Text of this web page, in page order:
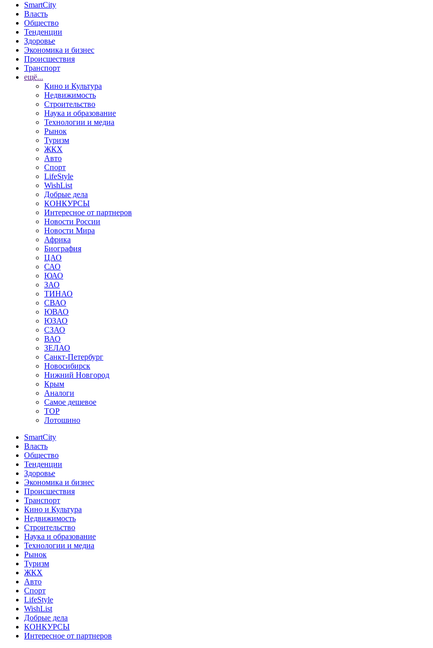
SmartCity
Власть
Общество
Тенденции
Здоровье
Экономика и бизнес
Происшествия
Транспорт
ещё...
Кино и Культура
Недвижимость
Строительство
Наука и образование
Технологии и медиа
Рынок
Туризм
ЖКХ
Авто
Спорт
LifeStyle
WishList
Добрые дела
КОНКУРСЫ
Интересное от партнеров
Новости России
Новости Мира
Африка
Биография
ЦАО
САО
ЮАО
ЗАО
ТИНАО
СВАО
ЮВАО
ЮЗАО
СЗАО
ВАО
ЗЕЛАО
Санкт-Петербург
Новосибирск
Нижний Новгород
Крым
Аналоги
Самое дешевое
TOP
Лотошино
SmartCity
Власть
Общество
Тенденции
Здоровье
Экономика и бизнес
Происшествия
Транспорт
Кино и Культура
Недвижимость
Строительство
Наука и образование
Технологии и медиа
Рынок
Туризм
ЖКХ
Авто
Спорт
LifeStyle
WishList
Добрые дела
КОНКУРСЫ
Интересное от партнеров